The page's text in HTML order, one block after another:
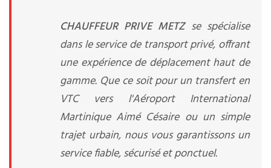
CHAUFFEUR PRIVE METZ se spécialise
dans le service de transport privé, offrant
une expérience de déplacement haut de
gamme. Que ce soit pour un transfert en
VTC vers l'Aéroport International
Martinique Aimé Césaire ou un simple
trajet urbain, nous vous garantissons un
service fiable, sécurisé et ponctuel.